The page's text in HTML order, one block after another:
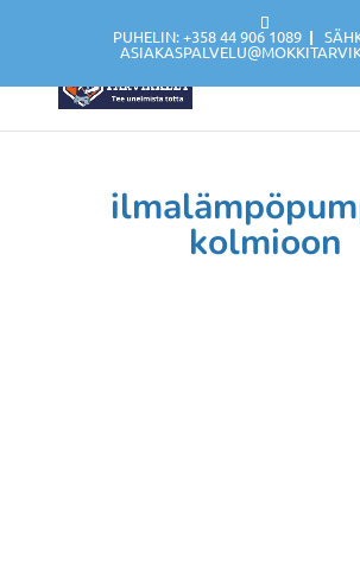
PUHELIN: +358 44 906 1089 |
kolmioon